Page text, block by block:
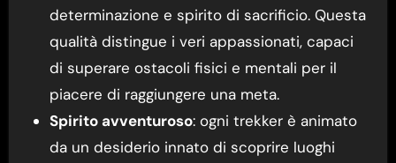
determinazione e spirito di sacrificio. Questa
qualità distingue i veri appassionati, capaci
di superare ostacoli fisici e mentali per il
piacere di raggiungere una meta.
Spirito avventuroso: ogni trekker è animato
da un desiderio innato di scoprire luoghi